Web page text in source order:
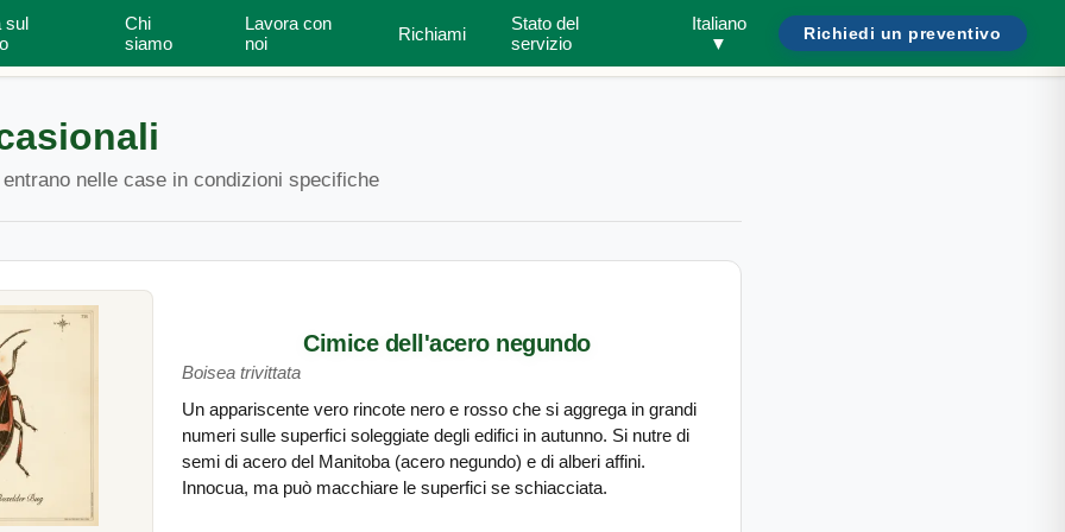
sul
Chi
siamo
Lavora con
noi
Richiami
Stato del
servizio
Italiano
▼
Richiedi un preventivo
Ispettore della casa Tipi di casa Cerca parassiti o abitazioni... / Bisogno di aiuto?
nelle case in condizioni specifiche
Cimice dell'acero negundo
Boisea trivittata
Un appariscente vero rincote nero e rosso che si aggrega in grandi
numeri sulle superfici soleggiate degli edifici in autunno. Si nutre di
semi di acero del Manitoba (acero negundo) e di alberi affini.
Innocua, ma può macchiare le superfici se schiacciata.